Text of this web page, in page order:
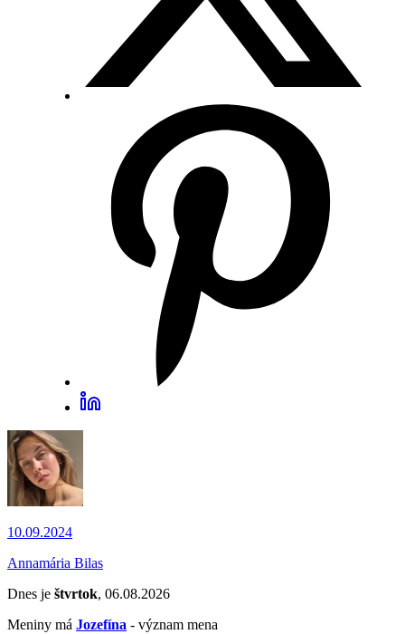
10.09.2024
Annamária Bilas
Dnes je štvrtok, 06.08.2026
Meniny má Jozefína - význam mena